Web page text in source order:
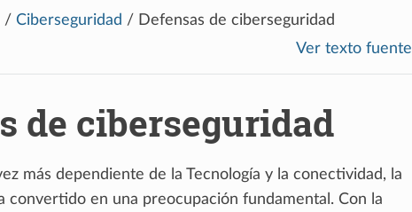
/ Ciberseguridad / Defensas de ciberseguridad
Ver texto fuente
de ciberseguridad
más dependiente de la Tecnología y la conectividad, la
convertido en una preocupación fundamental. Con la